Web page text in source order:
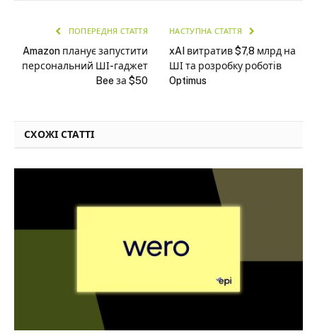
ПОПЕРЕДНЯ СТАТТЯ
Amazon планує запустити
персональний ШІ-гаджет
Bee за $50
НАСТУПНА СТАТТЯ
xAI витратив $7,8 млрд на
ШІ та розробку роботів
Optimus
СХОЖІ СТАТТІ